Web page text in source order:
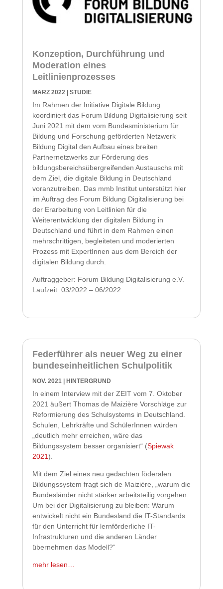
Konzeption, Durchführung und
Moderation eines
Leitlinienprozesses
MÄRZ 2022 | STUDIE
Im Rahmen der Initiative Digitale Bildung
koordiniert das Forum Bildung Digitalisierung seit
Juni 2021 mit dem vom Bundesministerium für
Bildung und Forschung geförderten Netzwerk
Bildung Digital den Aufbau eines breiten
Partnernetzwerks zur Förderung des
bildungsbereichsübergreifenden Austauschs mit
dem Ziel, die digitale Bildung in Deutschland
voranzutreiben. Das mmb Institut unterstützt hier
im Auftrag des Forum Bildung Digitalisierung bei
der Erarbeitung von Leitlinien für die
Weiterentwicklung der digitalen Bildung in
Deutschland und führt in dem Rahmen einen
mehrschrittigen, begleiteten und moderierten
Prozess mit ExpertInnen aus dem Bereich der
digitalen Bildung durch.
Auftraggeber: Forum Bildung Digitalisierung e.V.
Laufzeit: 03/2022 – 06/2022
Federführer als neuer Weg zu einer
bundeseinheitlichen Schulpolitik
NOV. 2021| HINTERGRUND
In einem Interview mit der ZEIT vom 7. Oktober
2021 äußert Thomas de Maizière Vorschläge zur
Reformierung des Schulsystems in Deutschland.
Schulen, Lehrkräfte und SchülerInnen würden
„deutlich mehr erreichen, wäre das
Bildungssystem besser organisiert“ (Spiewak
2021).
Mit dem Ziel eines neu gedachten föderalen
Bildungssystem fragt sich de Maizière, „warum die
Bundesländer nicht stärker arbeitsteilig vorgehen.
Um bei der Digitalisierung zu bleiben: Warum
entwickelt nicht ein Bundesland die IT-Standards
für den Unterricht für lernförderliche IT-
Infrastrukturen und die anderen Länder
übernehmen das Modell?“
mehr lesen…